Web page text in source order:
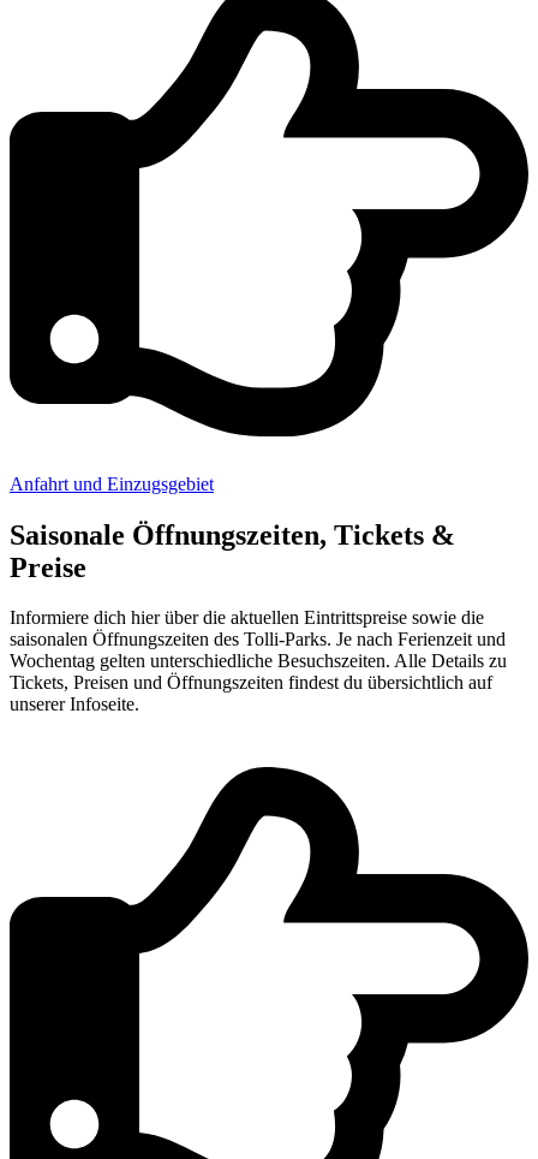
Anfahrt und Einzugsgebiet
Saisonale Öffnungszeiten, Tickets &
Preise
Informiere dich hier über die aktuellen Eintrittspreise sowie die
saisonalen Öffnungszeiten des Tolli-Parks. Je nach Ferienzeit und
Wochentag gelten unterschiedliche Besuchszeiten. Alle Details zu
Tickets, Preisen und Öffnungszeiten findest du übersichtlich auf
unserer Infoseite.